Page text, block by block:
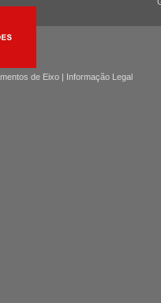
de Eixo | Informação Legal